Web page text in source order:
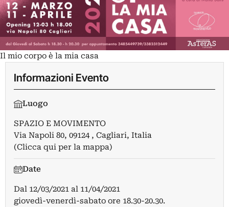
Il mio corpo è la mia casa
Informazioni Evento
Luogo
SPAZIO E MOVIMENTO
Via Napoli 80, 09124 , Cagliari, Italia
(Clicca qui per la mappa)
Date
Dal 12/03/2021 al 11/04/2021
giovedì-venerdì-sabato ore 18.30-20.30.